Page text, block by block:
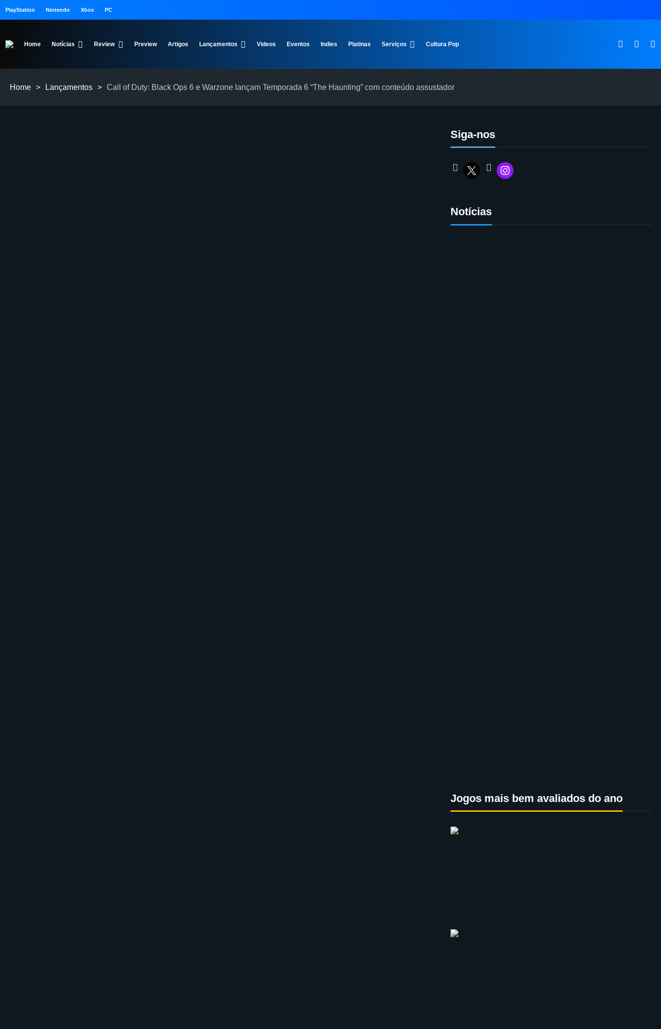
PlayStation Nintendo Xbox PC
Home Notícias Review Preview Artigos Lançamentos Videos Eventos Indies Platinas Serviços Cultura Pop
Home > Lançamentos > Call of Duty: Black Ops 6 e Warzone lançam Temporada 6 “The Haunting” com conteúdo assustador
Siga-nos
Notícias
Jogos mais bem avaliados do ano